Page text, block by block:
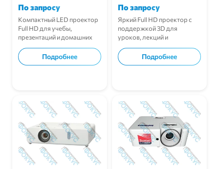
По запросу
Компактный LED проектор
Full HD для учебы,
презентаций и домашних
Подробнее
По запросу
Яркий Full HD проектор с
поддержкой 3D для
уроков, лекций и
Подробнее